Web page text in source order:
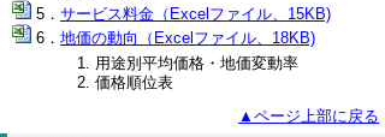
サービス料金（Excelファイル、15KB)
地価の動向（Excelファイル、18KB)
用途別平均価格・地価変動率
価格順位表
▲ページ上部に戻る